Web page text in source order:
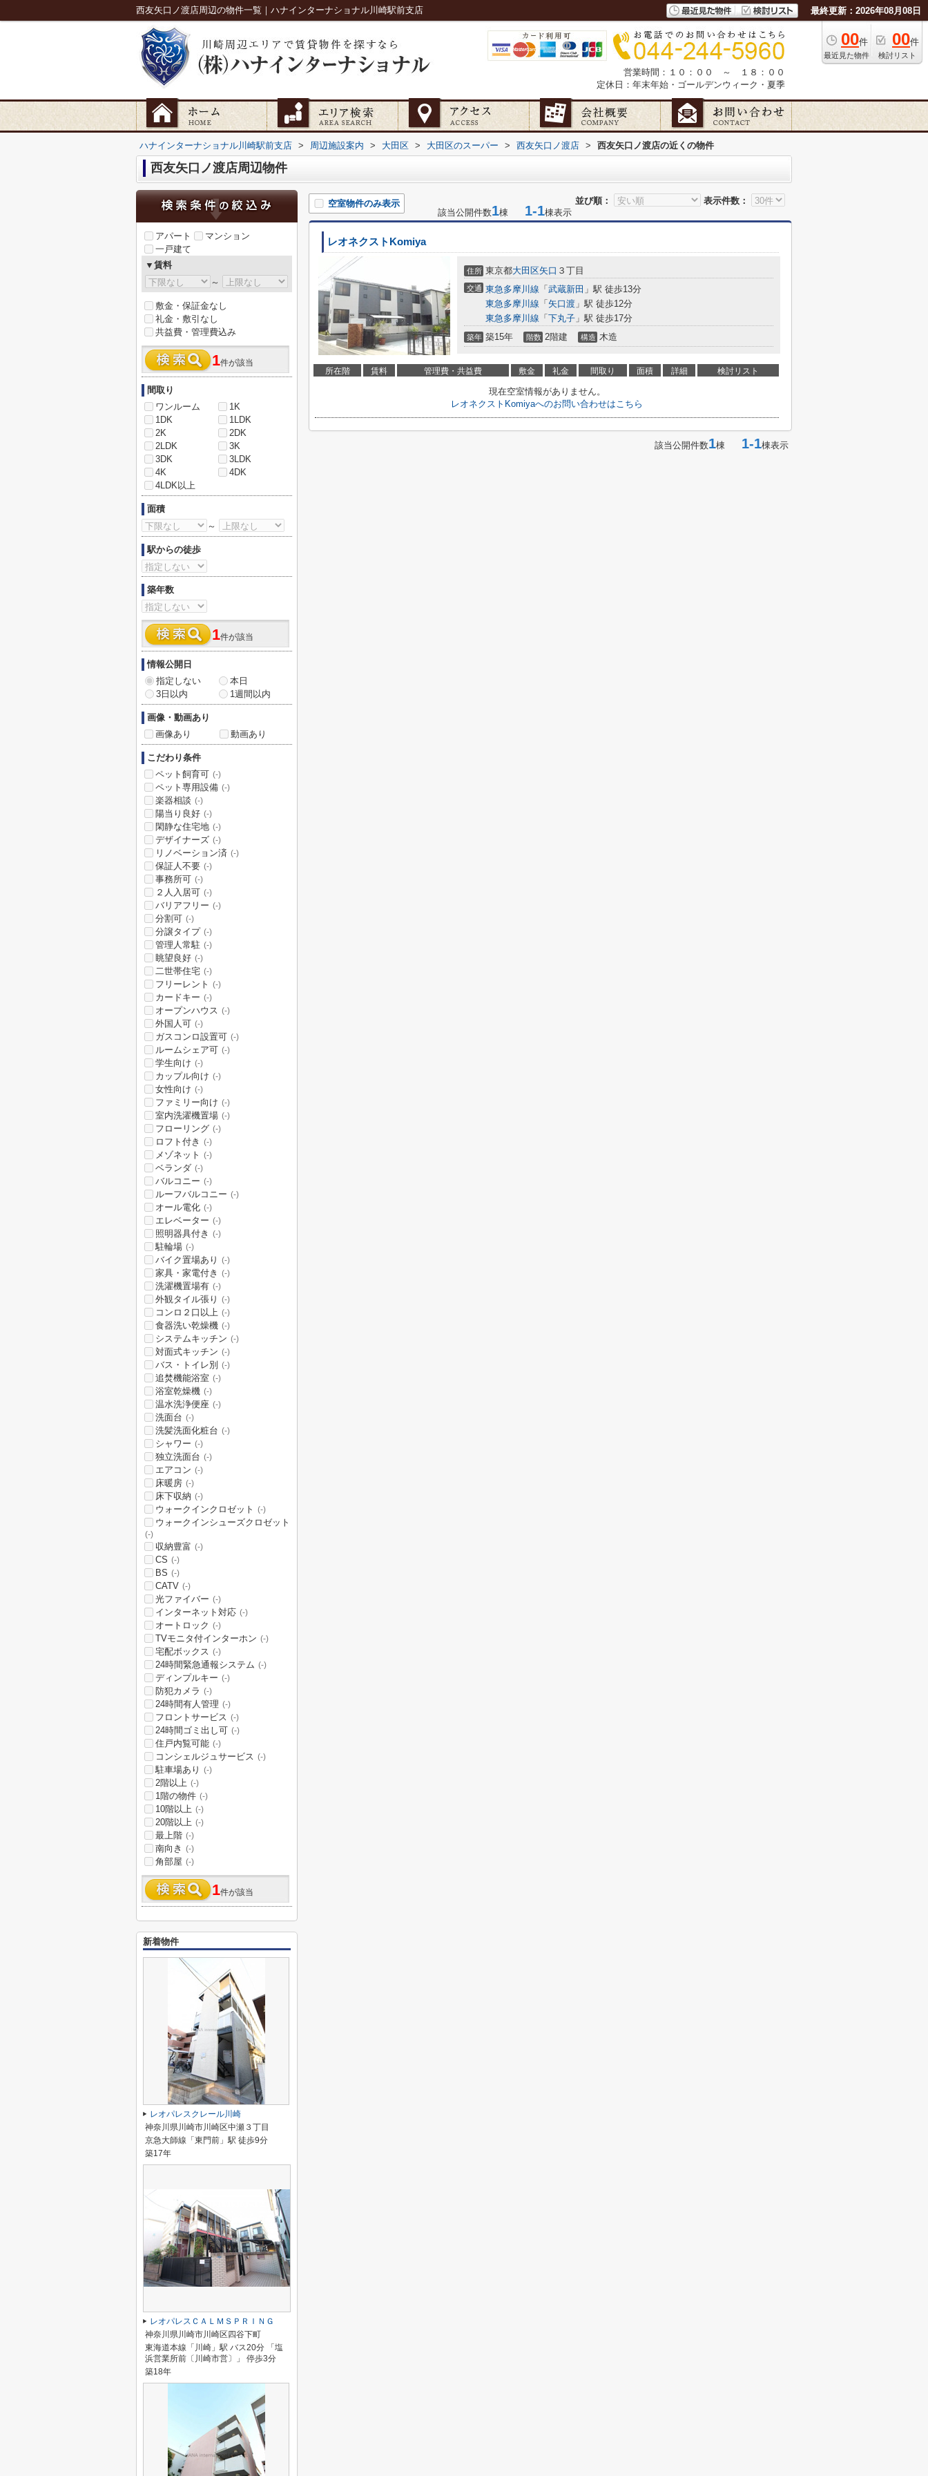
西友矢口ノ渡店周辺の物件一覧｜ハナインターナショナル川崎駅前支店 最終更新：2026年08月08日
00件
最近見た物件
00件
検討リスト
営業時間：１０：００ ～ １８：００
定休日：年末年始・ゴールデンウィーク・夏季
ハナインターナショナル川崎駅前支店 > 周辺施設案内 > 大田区 > 大田区のスーパー > 西友矢口ノ渡店 > 西友矢口ノ渡店の近くの物件
西友矢口ノ渡店周辺物件
並び順： 表示件数：
空室物件のみ表示
該当公開件数1棟 1-1棟表示
レオネクストKomiya
住所 東京都大田区矢口 ３丁目
交通 東急多摩川線 「 武蔵新田 」駅 徒歩13分
東急多摩川線 「 矢口渡 」駅 徒歩12分
東急多摩川線 「 下丸子 」駅 徒歩17分
築年 築15年 階数 2階建 構造 木造
所在階 賃料 管理費・共益費 敷金 礼金 間取り 面積 詳細 検討リスト
現在空室情報がありません。
レオネクストKomiyaへのお問い合わせはこちら
該当公開件数1棟 1-1棟表示
アパート
マンション
一戸建て
▼賃料
～
敷金・保証金なし
礼金・敷引なし
共益費・管理費込み
1件が該当
間取り
ワンルーム
1K
1DK
1LDK
2K
2DK
2LDK
3K
3DK
3LDK
4K
4DK
4LDK以上
面積
～
駅からの徒歩
築年数
1件が該当
情報公開日
指定しない
本日
3日以内
1週間以内
画像・動画あり
画像あり
動画あり
こだわり条件
ペット飼育可 (-)
ペット専用設備 (-)
楽器相談 (-)
陽当り良好 (-)
閑静な住宅地 (-)
デザイナーズ (-)
リノベーション済 (-)
保証人不要 (-)
事務所可 (-)
２人入居可 (-)
バリアフリー (-)
分割可 (-)
分譲タイプ (-)
管理人常駐 (-)
眺望良好 (-)
二世帯住宅 (-)
フリーレント (-)
カードキー (-)
オープンハウス (-)
外国人可 (-)
ガスコンロ設置可 (-)
ルームシェア可 (-)
学生向け (-)
カップル向け (-)
女性向け (-)
ファミリー向け (-)
室内洗濯機置場 (-)
フローリング (-)
ロフト付き (-)
メゾネット (-)
ベランダ (-)
バルコニー (-)
ルーフバルコニー (-)
オール電化 (-)
エレベーター (-)
照明器具付き (-)
駐輪場 (-)
バイク置場あり (-)
家具・家電付き (-)
洗濯機置場有 (-)
外観タイル張り (-)
コンロ２口以上 (-)
食器洗い乾燥機 (-)
システムキッチン (-)
対面式キッチン (-)
バス・トイレ別 (-)
追焚機能浴室 (-)
浴室乾燥機 (-)
温水洗浄便座 (-)
洗面台 (-)
洗髪洗面化粧台 (-)
シャワー (-)
独立洗面台 (-)
エアコン (-)
床暖房 (-)
床下収納 (-)
ウォークインクロゼット (-)
ウォークインシューズクロゼット
(-)
収納豊富 (-)
CS (-)
BS (-)
CATV (-)
光ファイバー (-)
インターネット対応 (-)
オートロック (-)
TVモニタ付インターホン (-)
宅配ボックス (-)
24時間緊急通報システム (-)
ディンプルキー (-)
防犯カメラ (-)
24時間有人管理 (-)
フロントサービス (-)
24時間ゴミ出し可 (-)
住戸内覧可能 (-)
コンシェルジュサービス (-)
駐車場あり (-)
2階以上 (-)
1階の物件 (-)
10階以上 (-)
20階以上 (-)
最上階 (-)
南向き (-)
角部屋 (-)
1件が該当
新着物件
レオパレスクレール川崎
神奈川県川崎市川崎区中瀬３丁目
京急大師線「東門前」駅 徒歩9分
築17年
レオパレスＣＡＬＭＳＰＲＩＮＧ
神奈川県川崎市川崎区四谷下町
東海道本線「川崎」駅 バス20分 「塩
浜営業所前〔川崎市営〕」 停歩3分
築18年